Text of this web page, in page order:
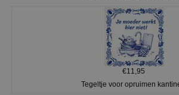
€11,95
Tegeltje voor opruimen